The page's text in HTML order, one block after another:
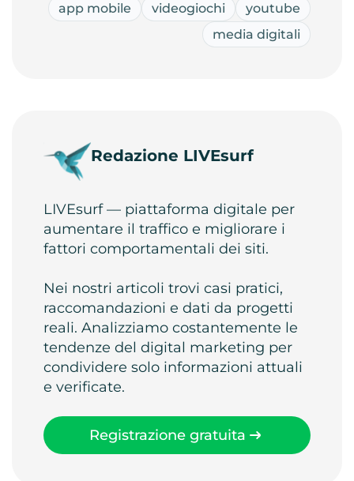
app mobile videogiochi
youtube
media digitali
Redazione LIVEsurf
LIVEsurf — piattaforma digitale per
aumentare il traffico e migliorare i
fattori comportamentali dei siti.
Nei nostri articoli trovi casi pratici,
raccomandazioni e dati da progetti
reali. Analizziamo costantemente le
tendenze del digital marketing per
condividere solo informazioni attuali
e verificate.
Registrazione gratuita